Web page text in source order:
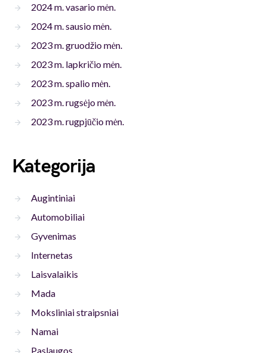
2024 m. vasario mėn.
2024 m. sausio mėn.
2023 m. gruodžio mėn.
2023 m. lapkričio mėn.
2023 m. spalio mėn.
2023 m. rugsėjo mėn.
2023 m. rugpjūčio mėn.
Kategorija
Augintiniai
Automobiliai
Gyvenimas
Internetas
Laisvalaikis
Mada
Moksliniai straipsniai
Namai
Paslaugos